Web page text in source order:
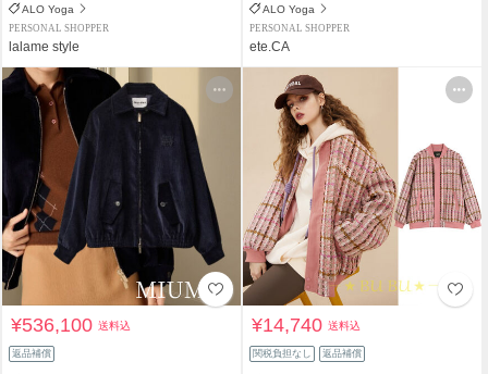
ALO Yoga
PERSONAL SHOPPER
lalame style
ALO Yoga
PERSONAL SHOPPER
ete.CA
¥536,100送料込
返品補償
¥14,740送料込
関税負担なし 返品補償